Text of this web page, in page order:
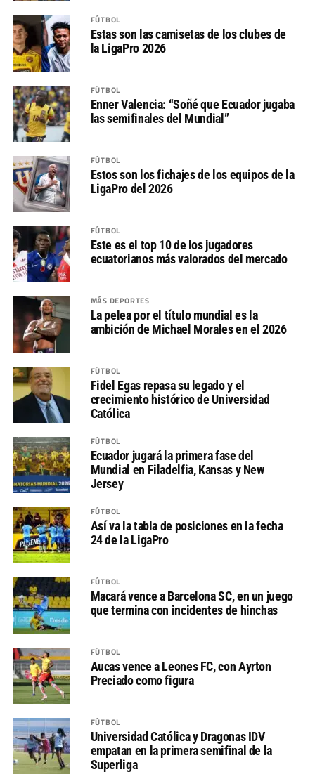
FÚTBOL
Estas son las camisetas de los clubes de
la LigaPro 2026
FÚTBOL
Enner Valencia: “Soñé que Ecuador jugaba
las semifinales del Mundial”
FÚTBOL
Estos son los fichajes de los equipos de la
LigaPro del 2026
FÚTBOL
Este es el top 10 de los jugadores
ecuatorianos más valorados del mercado
MÁS DEPORTES
La pelea por el título mundial es la
ambición de Michael Morales en el 2026
FÚTBOL
Fidel Egas repasa su legado y el
crecimiento histórico de Universidad
Católica
FÚTBOL
Ecuador jugará la primera fase del
Mundial en Filadelfia, Kansas y New
Jersey
FÚTBOL
Así va la tabla de posiciones en la fecha
24 de la LigaPro
FÚTBOL
Macará vence a Barcelona SC, en un juego
que termina con incidentes de hinchas
FÚTBOL
Aucas vence a Leones FC, con Ayrton
Preciado como figura
FÚTBOL
Universidad Católica y Dragonas IDV
empatan en la primera semifinal de la
Superliga